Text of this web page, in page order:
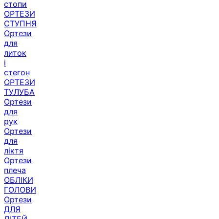
стопи
ОРТЕЗИ
СТУПНЯ
Ортези
для
литок
і
стегон
ОРТЕЗИ
ТУЛУБА
Ортези
для
рук
Ортези
для
ліктя
Ортези
плеча
ОБЛІКИ
ГОЛОВИ
Ортези
ДЛЯ